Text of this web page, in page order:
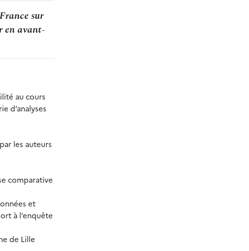
sur
en avant-
au cours
d’analyses
les auteurs
comparative
et
à l’enquête
de Lille